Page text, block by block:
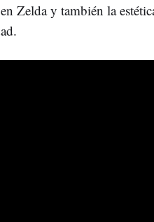
Zelda y también la